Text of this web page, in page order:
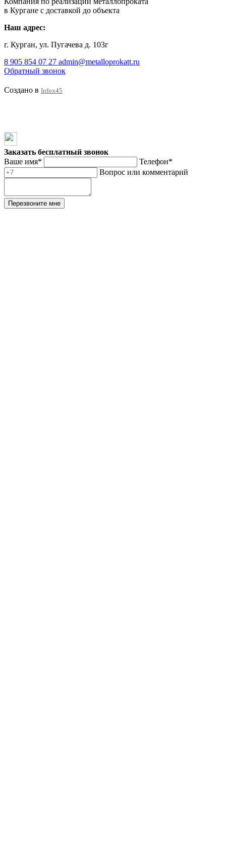
в Кургане с доставкой до объекта
Наш адрес:
г. Курган, ул. Пугачева д. 103г
8 905 854 07 27 admin@metalloprokatt.ru
Обратный звонок
Создано в Infox45
Заказать бесплатный звонок
Ваше имя*
Телефон*
Вопрос или комментарий